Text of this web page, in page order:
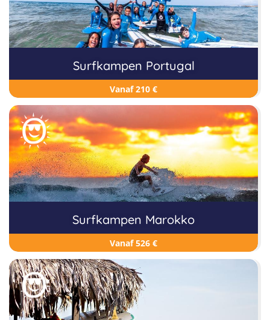
Surfkampen Portugal
Vanaf 210 €
Surfkampen Marokko
Vanaf 526 €